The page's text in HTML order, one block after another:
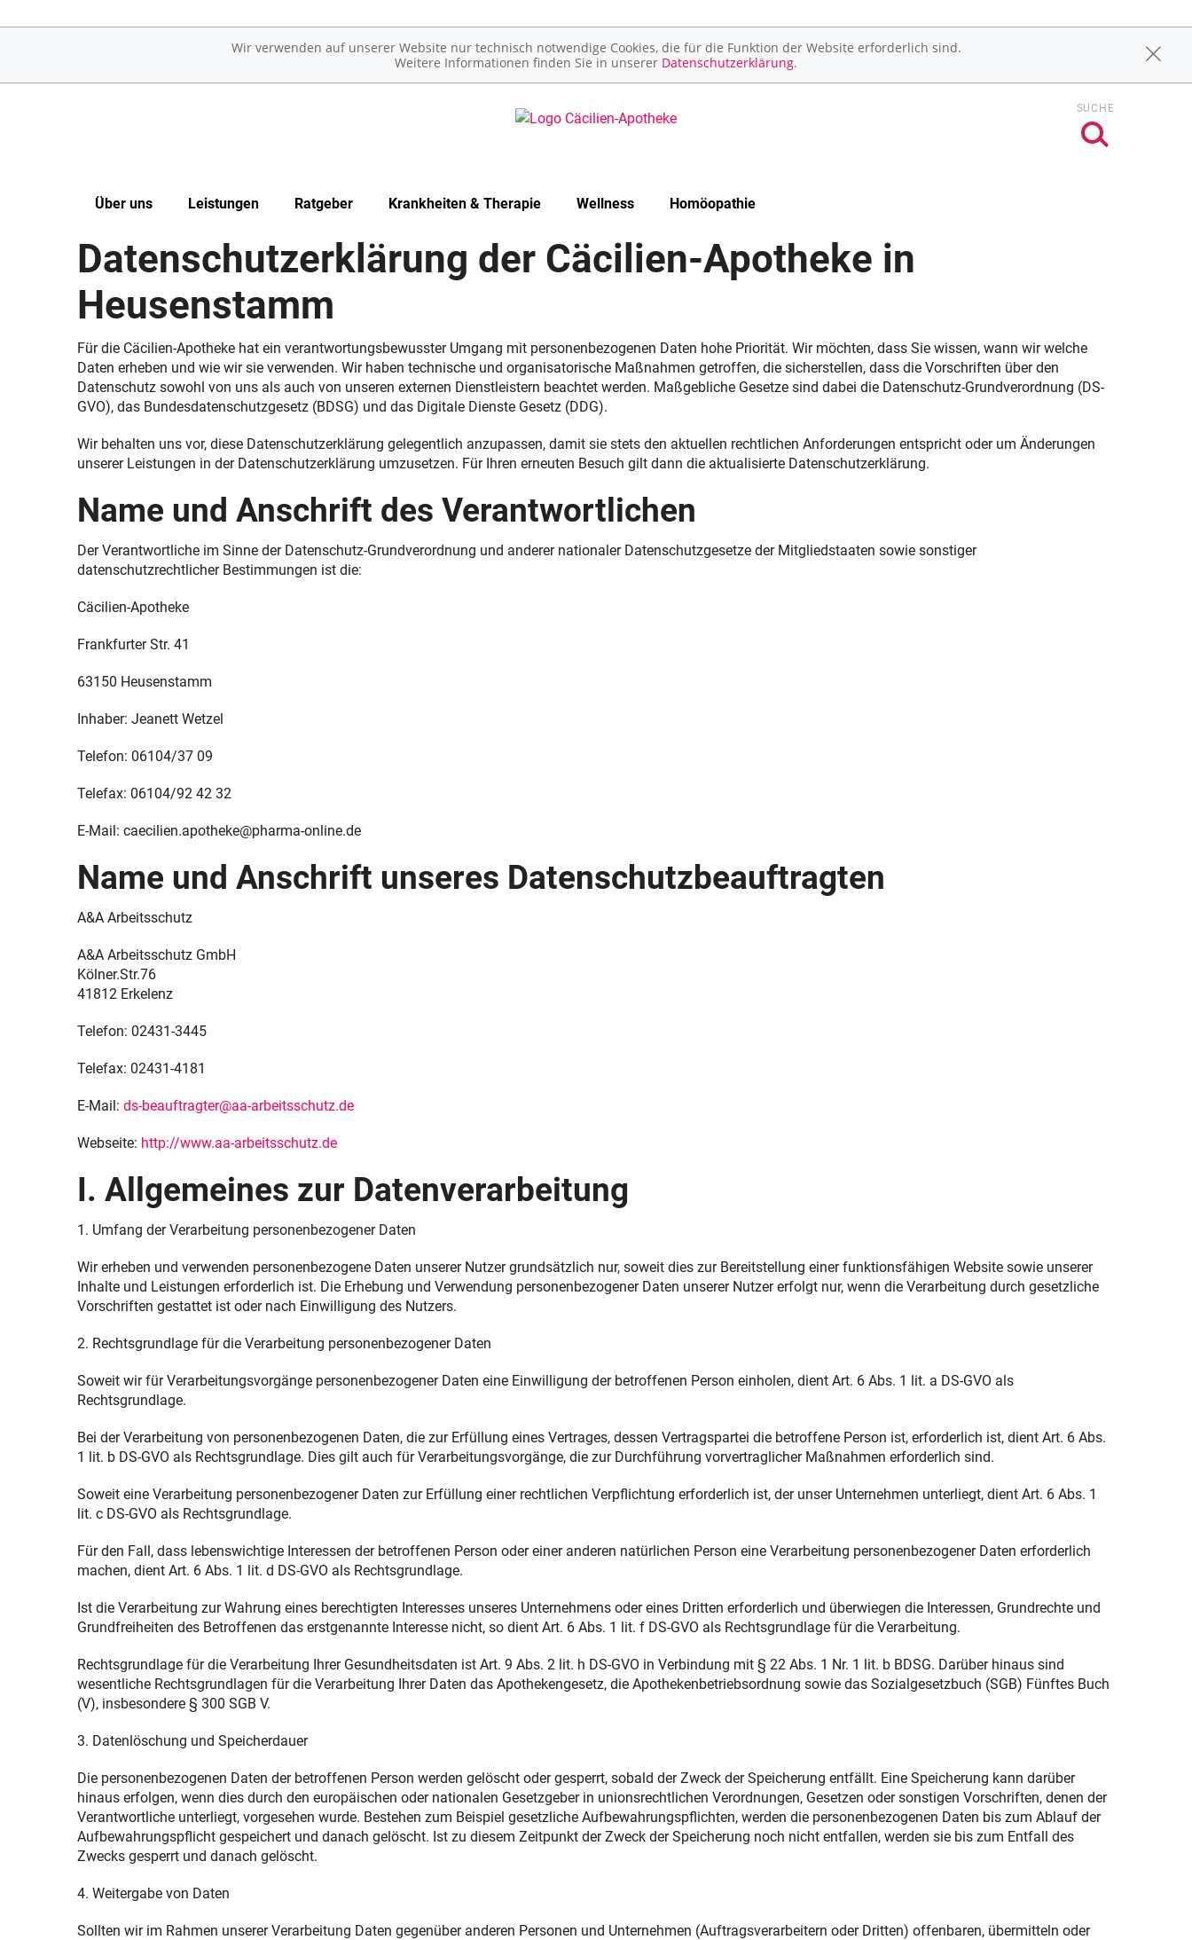
Wir verwenden auf unserer Website nur technisch notwendige Cookies, die für die Funktion der Website erforderlich sind.
Weitere Informationen finden Sie in unserer Datenschutzerklärung.
SUCHE
Über uns
Kundenkarte
Unsere Apotheke
Ohne Rezepte keine Apotheken vor Ort!
Leistungen
Übersicht
Reservierung
Beipackzettelsuche
IGel-Check A-Z
Laborwerte A-Z
Nahrungsergänzungsmittel A-Z
Heilpflanzen A-Z
Kundenkartenreservierung
Bargeldlose Zahlung
Anmessen
Sprachen
Schwerpunkt Ernährung
Schwerpunkt Homöopathie
Ratgeber Krankheiten & Therapie
Erkrankungen im Alter
Sexualmedizin
Augen
Zähne und Kiefer
HNO, Atemwege und Lunge
Stoffwechsel
Nieren und Harnwege
Orthopädie und Unfallmedizin
Rheumatologische Erkrankungen
Blut, Krebs und Infektionen
Schmerz- und Schlafmedizin
Frauenkrankheiten
Männerkrankheiten
Wellness Homöopathie
Datenschutzerklärung der Cäcilien-Apotheke in
Heusenstamm
Für die Cäcilien-Apotheke hat ein verantwortungsbewusster Umgang mit personenbezogenen Daten hohe Priorität. Wir möchten, dass Sie wissen, wann wir welche
Daten erheben und wie wir sie verwenden. Wir haben technische und organisatorische Maßnahmen getroffen, die sicherstellen, dass die Vorschriften über den
Datenschutz sowohl von uns als auch von unseren externen Dienstleistern beachtet werden. Maßgebliche Gesetze sind dabei die Datenschutz-Grundverordnung (DS-
GVO), das Bundesdatenschutzgesetz (BDSG) und das Digitale Dienste Gesetz (DDG).
Wir behalten uns vor, diese Datenschutzerklärung gelegentlich anzupassen, damit sie stets den aktuellen rechtlichen Anforderungen entspricht oder um Änderungen
unserer Leistungen in der Datenschutzerklärung umzusetzen. Für Ihren erneuten Besuch gilt dann die aktualisierte Datenschutzerklärung.
Name und Anschrift des Verantwortlichen
Der Verantwortliche im Sinne der Datenschutz-Grundverordnung und anderer nationaler Datenschutzgesetze der Mitgliedstaaten sowie sonstiger
datenschutzrechtlicher Bestimmungen ist die:
Cäcilien-Apotheke
Frankfurter Str. 41
63150 Heusenstamm
Inhaber: Jeanett Wetzel
Telefon: 06104/37 09
Telefax: 06104/92 42 32
E-Mail: caecilien.apotheke@pharma-online.de
Name und Anschrift unseres Datenschutzbeauftragten
A&A Arbeitsschutz
A&A Arbeitsschutz GmbH
Kölner.Str.76
41812 Erkelenz
Telefon: 02431-3445
Telefax: 02431-4181
E-Mail: ds-beauftragter@aa-arbeitsschutz.de
Webseite: http://www.aa-arbeitsschutz.de
I. Allgemeines zur Datenverarbeitung
1. Umfang der Verarbeitung personenbezogener Daten
Wir erheben und verwenden personenbezogene Daten unserer Nutzer grundsätzlich nur, soweit dies zur Bereitstellung einer funktionsfähigen Website sowie unserer
Inhalte und Leistungen erforderlich ist. Die Erhebung und Verwendung personenbezogener Daten unserer Nutzer erfolgt nur, wenn die Verarbeitung durch gesetzliche
Vorschriften gestattet ist oder nach Einwilligung des Nutzers.
2. Rechtsgrundlage für die Verarbeitung personenbezogener Daten
Soweit wir für Verarbeitungsvorgänge personenbezogener Daten eine Einwilligung der betroffenen Person einholen, dient Art. 6 Abs. 1 lit. a DS-GVO als
Rechtsgrundlage.
Bei der Verarbeitung von personenbezogenen Daten, die zur Erfüllung eines Vertrages, dessen Vertragspartei die betroffene Person ist, erforderlich ist, dient Art. 6 Abs.
1 lit. b DS-GVO als Rechtsgrundlage. Dies gilt auch für Verarbeitungsvorgänge, die zur Durchführung vorvertraglicher Maßnahmen erforderlich sind.
Soweit eine Verarbeitung personenbezogener Daten zur Erfüllung einer rechtlichen Verpflichtung erforderlich ist, der unser Unternehmen unterliegt, dient Art. 6 Abs. 1
lit. c DS-GVO als Rechtsgrundlage.
Für den Fall, dass lebenswichtige Interessen der betroffenen Person oder einer anderen natürlichen Person eine Verarbeitung personenbezogener Daten erforderlich
machen, dient Art. 6 Abs. 1 lit. d DS-GVO als Rechtsgrundlage.
Ist die Verarbeitung zur Wahrung eines berechtigten Interesses unseres Unternehmens oder eines Dritten erforderlich und überwiegen die Interessen, Grundrechte und
Grundfreiheiten des Betroffenen das erstgenannte Interesse nicht, so dient Art. 6 Abs. 1 lit. f DS-GVO als Rechtsgrundlage für die Verarbeitung.
Rechtsgrundlage für die Verarbeitung Ihrer Gesundheitsdaten ist Art. 9 Abs. 2 lit. h DS-GVO in Verbindung mit § 22 Abs. 1 Nr. 1 lit. b BDSG. Darüber hinaus sind
wesentliche Rechtsgrundlagen für die Verarbeitung Ihrer Daten das Apothekengesetz, die Apothekenbetriebsordnung sowie das Sozialgesetzbuch (SGB) Fünftes Buch
(V), insbesondere § 300 SGB V.
3. Datenlöschung und Speicherdauer
Die personenbezogenen Daten der betroffenen Person werden gelöscht oder gesperrt, sobald der Zweck der Speicherung entfällt. Eine Speicherung kann darüber
hinaus erfolgen, wenn dies durch den europäischen oder nationalen Gesetzgeber in unionsrechtlichen Verordnungen, Gesetzen oder sonstigen Vorschriften, denen der
Verantwortliche unterliegt, vorgesehen wurde. Bestehen zum Beispiel gesetzliche Aufbewahrungspflichten, werden die personenbezogenen Daten bis zum Ablauf der
Aufbewahrungspflicht gespeichert und danach gelöscht. Ist zu diesem Zeitpunkt der Zweck der Speicherung noch nicht entfallen, werden sie bis zum Entfall des
Zwecks gesperrt und danach gelöscht.
4. Weitergabe von Daten
Sollten wir im Rahmen unserer Verarbeitung Daten gegenüber anderen Personen und Unternehmen (Auftragsverarbeitern oder Dritten) offenbaren, übermitteln oder